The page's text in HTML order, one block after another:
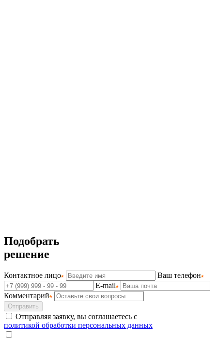
Подобрать
решение
Контактное лицо
Ваш телефон
E-mail
Комментарий
Отправить
Отправляя заявку, вы соглашаетесь с
политикой обработки персональных данных